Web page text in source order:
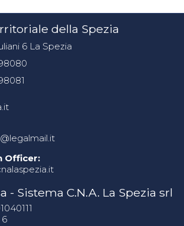
della Spezia
6 La Spezia
Officer:
- Sistema C.N.A. La Spezia srl
6